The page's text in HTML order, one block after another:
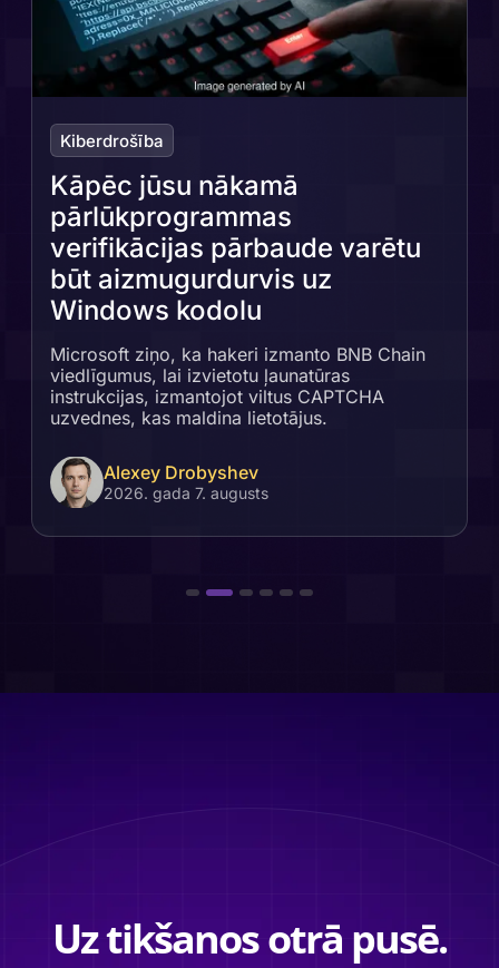
Kiberdrošība
Kāpēc jūsu nākamā
pārlūkprogrammas
verifikācijas pārbaude varētu
būt aizmugurdurvis uz
Windows kodolu
Microsoft ziņo, ka hakeri izmanto BNB Chain
viedlīgumus, lai izvietotu ļaunatūras
instrukcijas, izmantojot viltus CAPTCHA
uzvednes, kas maldina lietotājus.
Alexey Drobyshev
2026. gada 7. augusts
Uz tikšanos otrā pusē.